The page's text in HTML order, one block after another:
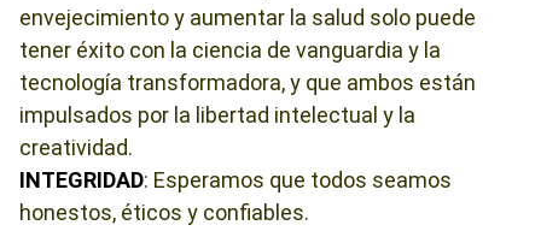
envejecimiento y aumentar la salud solo puede
tener éxito con la ciencia de vanguardia y la
tecnología transformadora, y que ambos están
impulsados ​​por la libertad intelectual y la
creatividad.
INTEGRIDAD: Esperamos que todos seamos
honestos, éticos y confiables.